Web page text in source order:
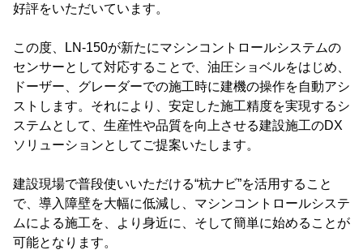
好評をいただいています。
この度、LN-150が新たにマシンコントロールシステムの
センサーとして対応することで、油圧ショベルをはじめ、
ドーザー、グレーダーでの施工時に建機の操作を自動アシ
ストします。それにより、安定した施工精度を実現するシ
ステムとして、生産性や品質を向上させる建設施工のDX
ソリューションとしてご提案いたします。
建設現場で普段使いいただける“杭ナビ”を活用すること
で、導入障壁を大幅に低減し、マシンコントロールシステ
ムによる施工を、より身近に、そして簡単に始めることが
可能となります。